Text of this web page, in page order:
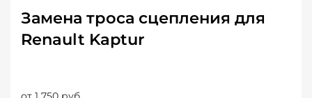
Замена троса сцепления для
Renault Kaptur